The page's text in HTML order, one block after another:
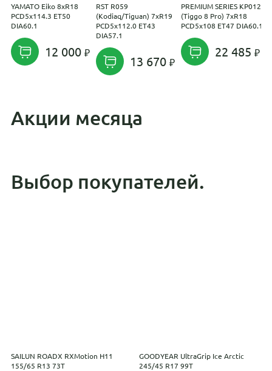
YAMATO Eiko 8xR18
PCD5x114.3 ET50
DIA60.1
12 000
RST R059
(Kodiaq/Tiguan) 7xR19
PCD5x112.0 ET43
DIA57.1
13 670
PREMIUM SERIES КР012
(Tiggo 8 Pro) 7xR18
PCD5x108 ET47 DIA60.1
22 485
Акции месяца
Выбор покупателей.
SAILUN ROADX RXMotion H11
155/65 R13 73T
GOODYEAR UltraGrip Ice Arctic
245/45 R17 99T